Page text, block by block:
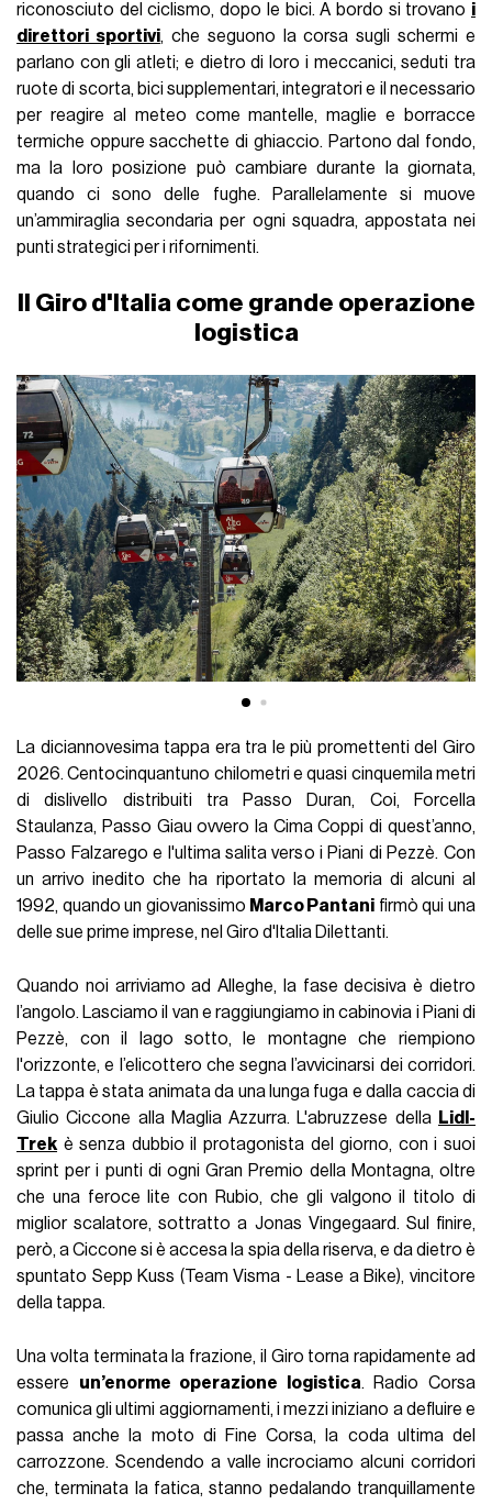
riconosciuto del ciclismo, dopo le bici. A bordo si trovano i
direttori sportivi, che seguono la corsa sugli schermi e
parlano con gli atleti; e dietro di loro i meccanici, seduti tra
ruote di scorta, bici supplementari, integratori e il necessario
per reagire al meteo come mantelle, maglie e borracce
termiche oppure sacchette di ghiaccio. Partono dal fondo,
ma la loro posizione può cambiare durante la giornata,
quando ci sono delle fughe. Parallelamente si muove
un’ammiraglia secondaria per ogni squadra, appostata nei
punti strategici per i rifornimenti.
Il Giro d'Italia come grande operazione
logistica
La diciannovesima tappa era tra le più promettenti del Giro
2026. Centocinquantuno chilometri e quasi cinquemila metri
di dislivello distribuiti tra Passo Duran, Coi, Forcella
Staulanza, Passo Giau ovvero la Cima Coppi di quest’anno,
Passo Falzarego e l'ultima salita verso i Piani di Pezzè. Con
un arrivo inedito che ha riportato la memoria di alcuni al
1992, quando un giovanissimo Marco Pantani firmò qui una
delle sue prime imprese, nel Giro d'Italia Dilettanti.
Quando noi arriviamo ad Alleghe, la fase decisiva è dietro
l’angolo. Lasciamo il van e raggiungiamo in cabinovia i Piani di
Pezzè, con il lago sotto, le montagne che riempiono
l'orizzonte, e l’elicottero che segna l’avvicinarsi dei corridori.
La tappa è stata animata da una lunga fuga e dalla caccia di
Giulio Ciccone alla Maglia Azzurra. L'abruzzese della Lidl-
Trek è senza dubbio il protagonista del giorno, con i suoi
sprint per i punti di ogni Gran Premio della Montagna, oltre
che una feroce lite con Rubio, che gli valgono il titolo di
miglior scalatore, sottratto a Jonas Vingegaard. Sul finire,
però, a Ciccone si è accesa la spia della riserva, e da dietro è
spuntato Sepp Kuss (Team Visma - Lease a Bike), vincitore
della tappa.
Una volta terminata la frazione, il Giro torna rapidamente ad
essere un’enorme operazione logistica. Radio Corsa
comunica gli ultimi aggiornamenti, i mezzi iniziano a defluire e
passa anche la moto di Fine Corsa, la coda ultima del
carrozzone. Scendendo a valle incrociamo alcuni corridori
che, terminata la fatica, stanno pedalando tranquillamente